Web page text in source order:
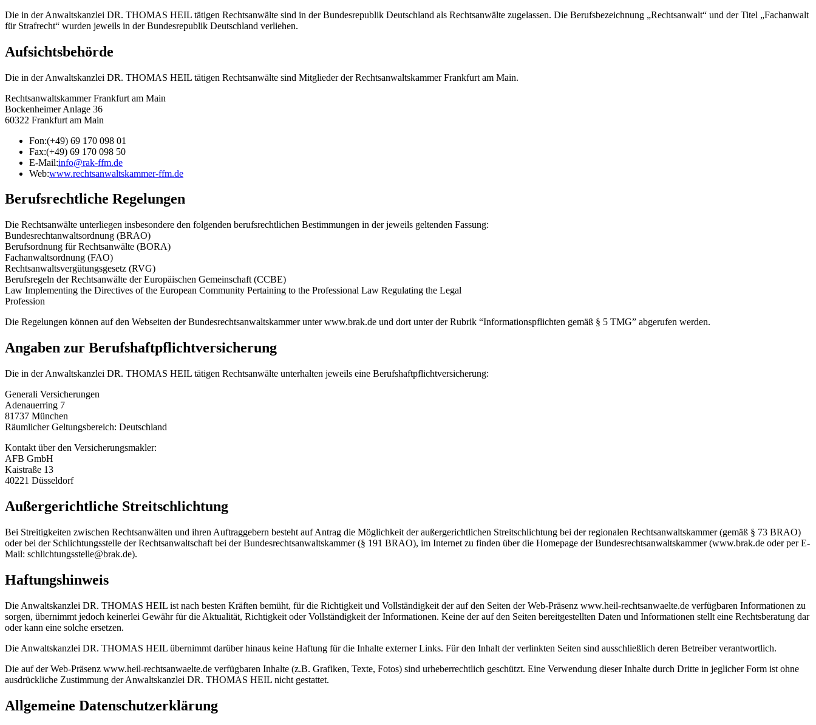
Die in der Anwaltskanzlei DR. THOMAS HEIL tätigen Rechtsanwälte sind in der Bundesrepublik Deutschland als Rechtsanwälte zugelassen. Die Berufsbezeichnung „Rechtsanwalt“ und der Titel „Fachanwalt
für Strafrecht“ wurden jeweils in der Bundesrepublik Deutschland verliehen.
Aufsichtsbehörde
Die in der Anwaltskanzlei DR. THOMAS HEIL tätigen Rechtsanwälte sind Mitglieder der Rechtsanwaltskammer Frankfurt am Main.
Rechtsanwaltskammer Frankfurt am Main
Bockenheimer Anlage 36
60322 Frankfurt am Main
Fon:(+49) 69 170 098 01
Fax:(+49) 69 170 098 50
E-Mail:info@rak-ffm.de
Web:www.rechtsanwaltskammer-ffm.de
Berufsrechtliche Regelungen
Die Rechtsanwälte unterliegen insbesondere den folgenden berufsrechtlichen Bestimmungen in der jeweils geltenden Fassung:
Bundesrechtanwaltsordnung (BRAO)
Berufsordnung für Rechtsanwälte (BORA)
Fachanwaltsordnung (FAO)
Rechtsanwaltsvergütungsgesetz (RVG)
Berufsregeln der Rechtsanwälte der Europäischen Gemeinschaft (CCBE)
Law Implementing the Directives of the European Community Pertaining to the Professional Law Regulating the Legal
Profession
Die Regelungen können auf den Webseiten der Bundesrechtsanwaltskammer unter www.brak.de und dort unter der Rubrik “Informationspflichten gemäß § 5 TMG” abgerufen werden.
Angaben zur Berufshaftpflichtversicherung
Die in der Anwaltskanzlei DR. THOMAS HEIL tätigen Rechtsanwälte unterhalten jeweils eine Berufshaftpflichtversicherung:
Generali Versicherungen
Adenauerring 7
81737 München
Räumlicher Geltungsbereich: Deutschland
Kontakt über den Versicherungsmakler:
AFB GmbH
Kaistraße 13
40221 Düsseldorf
Außergerichtliche Streitschlichtung
Bei Streitigkeiten zwischen Rechtsanwälten und ihren Auftraggebern besteht auf Antrag die Möglichkeit der außergerichtlichen Streitschlichtung bei der regionalen Rechtsanwaltskammer (gemäß § 73 BRAO)
oder bei der Schlichtungsstelle der Rechtsanwaltschaft bei der Bundesrechtsanwaltskammer (§ 191 BRAO), im Internet zu finden über die Homepage der Bundesrechtsanwaltskammer (www.brak.de oder per E-
Mail: schlichtungsstelle@brak.de).
Haftungshinweis
Die Anwaltskanzlei DR. THOMAS HEIL ist nach besten Kräften bemüht, für die Richtigkeit und Vollständigkeit der auf den Seiten der Web-Präsenz www.heil-rechtsanwaelte.de verfügbaren Informationen zu
sorgen, übernimmt jedoch keinerlei Gewähr für die Aktualität, Richtigkeit oder Vollständigkeit der Informationen. Keine der auf den Seiten bereitgestellten Daten und Informationen stellt eine Rechtsberatung dar
oder kann eine solche ersetzen.
Die Anwaltskanzlei DR. THOMAS HEIL übernimmt darüber hinaus keine Haftung für die Inhalte externer Links. Für den Inhalt der verlinkten Seiten sind ausschließlich deren Betreiber verantwortlich.
Die auf der Web-Präsenz www.heil-rechtsanwaelte.de verfügbaren Inhalte (z.B. Grafiken, Texte, Fotos) sind urheberrechtlich geschützt. Eine Verwendung dieser Inhalte durch Dritte in jeglicher Form ist ohne
ausdrückliche Zustimmung der Anwaltskanzlei DR. THOMAS HEIL nicht gestattet.
Allgemeine Datenschutzerklärung